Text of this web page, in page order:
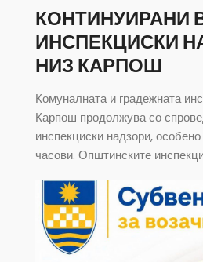
КОНТИНУИРАНИ
ИНСПЕКЦИСКИ
НИЗ КАРПОШ
Комуналната и градежната
Карпош продолжува со
инспекциски надзори,
часови. Општинските